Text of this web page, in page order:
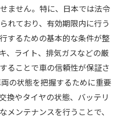
ません。特に、日本では法令
れており、有効期限内に行う
するための基本的な条件が整
、ライト、排気ガスなどの厳
ることで車の信頼性が保証さ
の状態を把握するために重要
換やタイヤの状態、バッテリ
メンテナンスを行うことで、